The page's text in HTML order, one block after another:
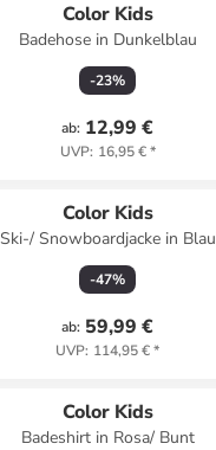
Color Kids
Badehose in Dunkelblau
-23%
ab: 12,99 €
UVP: 16,95 €*
Color Kids
Ski-/ Snowboardjacke in Blau
-47%
ab: 59,99 €
UVP: 114,95 €*
Color Kids
Badeshirt in Rosa/ Bunt